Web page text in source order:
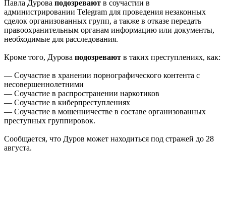
Павла Дурова подозревают в соучастии в
администрировании Telegram для проведения незаконных
сделок организованных групп, а также в отказе передать
правоохранительным органам информацию или документы,
необходимые для расследования.
Кроме того, Дурова подозревают в таких преступлениях, как:
— Соучастие в хранении порнографического контента с
несовершеннолетними
— Соучастие в распространении наркотиков
— Соучастие в киберпреступлениях
— Соучастие в мошенничестве в составе организованных
преступных группировок.
Сообщается, что Дуров может находиться под стражей до 28
августа.